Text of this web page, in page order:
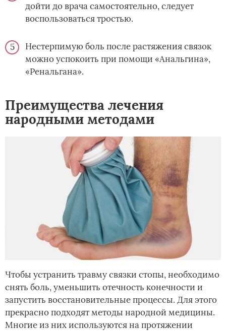
дойти до врача самостоятельно, следует
воспользоваться тростью.
Нестерпимую боль после растяжения связок
можно успокоить при помощи «Анальгина»,
«Ренальгана».
Преимущества лечения
народными методами
Чтобы устранить травму связки стопы, необходимо
снять боль, уменьшить отечность конечности и
запустить восстановительные процессы. Для этого
прекрасно подходят методы народной медицины.
Многие из них используются на протяжении